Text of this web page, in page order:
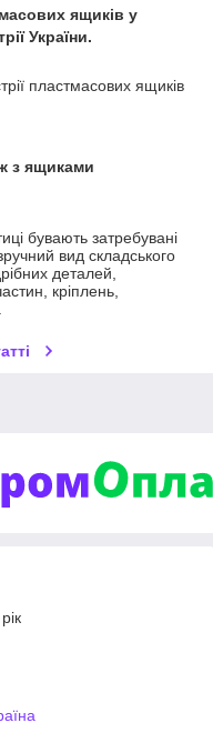
ящиків у
України.
пластмасових ящиків
з ящиками
бувають затребувані
вид складського
деталей,
кріплень,